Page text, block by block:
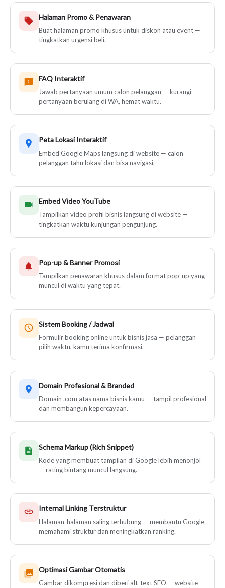
Halaman Promo & Penawaran
Buat halaman promo khusus untuk diskon atau event —
tingkatkan urgensi beli.
FAQ Interaktif
Jawab pertanyaan umum calon pelanggan — kurangi
pertanyaan berulang di WA, hemat waktu.
Peta Lokasi Interaktif
Embed Google Maps langsung di website — calon
pelanggan tahu lokasi dan bisa navigasi.
Embed Video YouTube
Tampilkan video profil bisnis langsung di website —
tingkatkan waktu kunjungan pengunjung.
Pop-up & Banner Promosi
Tampilkan penawaran khusus dalam format pop-up yang
muncul di waktu yang tepat.
Sistem Booking / Jadwal
Formulir booking online untuk bisnis jasa — pelanggan
pilih waktu, kamu terima konfirmasi.
Domain Profesional & Branded
Domain .com atas nama bisnis kamu — tampil profesional
dan membangun kepercayaan.
Schema Markup (Rich Snippet)
Kode yang membuat tampilan di Google lebih menonjol
— rating bintang muncul langsung.
Internal Linking Terstruktur
Halaman-halaman saling terhubung — membantu Google
memahami struktur dan meningkatkan ranking.
Optimasi Gambar Otomatis
Gambar dikompresi dan diberi alt-text SEO — website